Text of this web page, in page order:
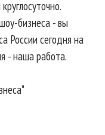
бизнеса - вы
России сегодня на
- наша работа.